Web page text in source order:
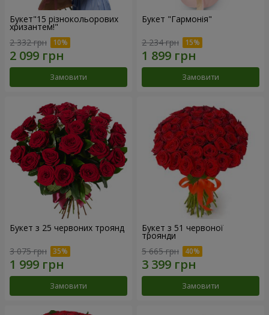
Букет"15 різнокольорових
хризантем!"
2 332 грн
Замовити
Букет "Гармонія"
2 234 грн
Замовити
Букет з 25 червоних троянд
3 075 грн
Замовити
Букет з 51 червоної
троянди
5 665 грн
Замовити